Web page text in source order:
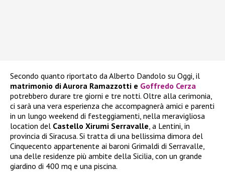
Secondo quanto riportato da Alberto Dandolo su Oggi, il
matrimonio di Aurora Ramazzotti e Goffredo Cerza
potrebbero durare tre giorni e tre notti. Oltre alla cerimonia,
ci sarà una vera esperienza che accompagnerà amici e parenti
in un lungo weekend di festeggiamenti, nella meravigliosa
location del Castello Xirumi Serravalle, a Lentini, in
provincia di Siracusa. Si tratta di una bellissima dimora del
Cinquecento appartenente ai baroni Grimaldi di Serravalle,
una delle residenze più ambite della Sicilia, con un grande
giardino di 400 mq e una piscina.